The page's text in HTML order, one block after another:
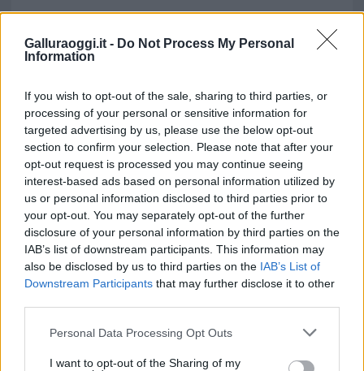
Galluraoggi.it - Do Not Process My Personal
Information
If you wish to opt-out of the sale, sharing to third parties, or
processing of your personal or sensitive information for
targeted advertising by us, please use the below opt-out
section to confirm your selection. Please note that after your
opt-out request is processed you may continue seeing
interest-based ads based on personal information utilized by
us or personal information disclosed to third parties prior to
your opt-out. You may separately opt-out of the further
disclosure of your personal information by third parties on the
IAB’s list of downstream participants. This information may
also be disclosed by us to third parties on the IAB’s List of
Downstream Participants that may further disclose it to other
Please note that this website/app uses one or more Google
not limited to your visit or usage behaviour. You may click to
Personal Data Processing Opt Outs
I want to opt-out of the Sharing of my